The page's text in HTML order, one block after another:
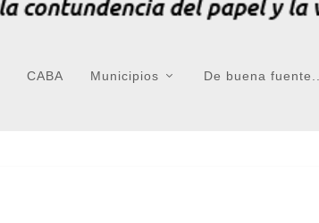
CABA Municipios De buena fuente...